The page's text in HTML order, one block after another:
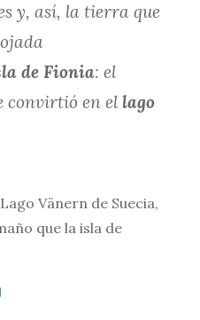
y, así, la tierra que
de Fionia: el
convirtió en el lago
Vänern de Suecia,
que la isla de